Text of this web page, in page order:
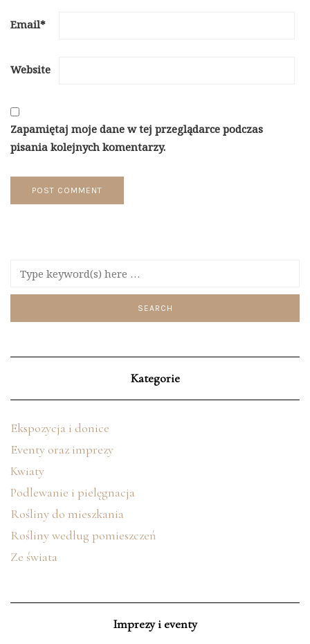
Email*
Website
Zapamiętaj moje dane w tej przeglądarce podczas
pisania kolejnych komentarzy.
Kategorie
Ekspozycja i donice
Eventy oraz imprezy
Kwiaty
Podlewanie i pielęgnacja
Rośliny do mieszkania
Rośliny według pomieszczeń
Ze świata
Imprezy i eventy